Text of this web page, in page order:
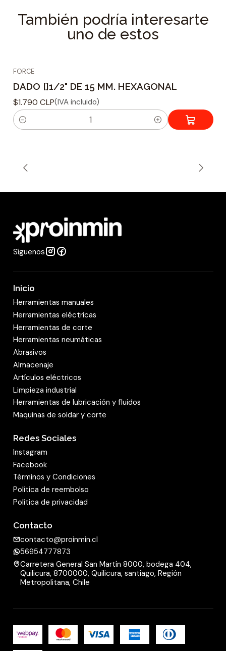
Tamaño adaptador : 1/2
Tamaño de Acoplamiento : 32 mm
También podría interesarte
uno de estos
FORCE
DADO []1/2" DE 15 MM. HEXAGONAL
$1.790 CLP(IVA incluido)
C
d
Síguenos
Inicio
Herramientas manuales
Herramientas eléctricas
Herramientas de corte
Herramientas neumáticas
Abrasivos
Almacenaje
Artículos eléctricos
Limpieza industrial
Herramientas de lubricación y fluidos
Maquinas de soldar y corte
Redes Sociales
Instagram
Facebook
Términos y Condiciones
Política de reembolso
Política de privacidad
Contacto
contacto@proinmin.cl
56954777873
Carretera General San Martín 8000, bodega 404,
Quilicura, 8700000, Quilicura, santiago, Región
Metropolitana, Chile